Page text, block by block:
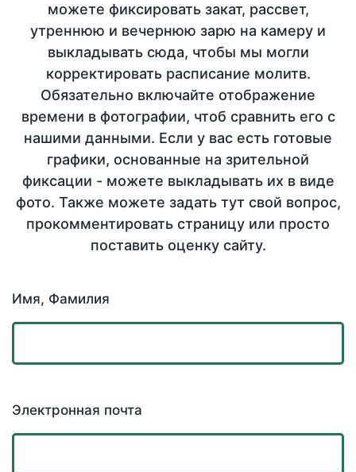
можете фиксировать закат, рассвет,
утреннюю и вечернюю зарю на камеру и
выкладывать сюда, чтобы мы могли
корректировать расписание молитв.
Обязательно включайте отображение
времени в фотографии, чтоб сравнить его с
нашими данными. Если у вас есть готовые
графики, основанные на зрительной
фиксации - можете выкладывать их в виде
фото. Также можете задать тут свой вопрос,
прокомментировать страницу или просто
поставить оценку сайту.
Имя, Фамилия
Электронная почта